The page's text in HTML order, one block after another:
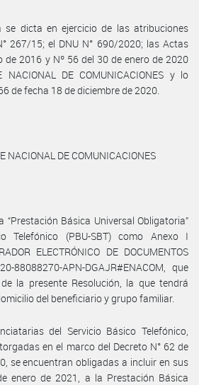
se dicta en ejercicio de las atribuciones
267/15; el DNU N° 690/2020; las Actas
de 2016 y Nº 56 del 30 de enero de 2020
DE COMUNICACIONES y lo
de fecha 18 de diciembre de 2020.
NACIONAL DE COMUNICACIONES
“Prestación Básica Universal Obligatoria”
Telefónico (PBU-SBT) como Anexo I
ELECTRÓNICO DE DOCUMENTOS
88088270-APN-DGAJR#ENACOM, que
la presente Resolución, la que tendrá
del beneficiario y grupo familiar.
del Servicio Básico Telefónico,
en el marco del Decreto N° 62 de
se encuentran obligadas a incluir en sus
enero de 2021, a la Prestación Básica